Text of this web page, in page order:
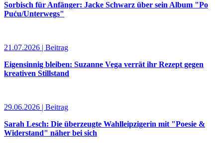
Sorbisch für Anfänger: Jacke Schwarz über sein Album "Po
Puću/Unterwegs"
21.07.2026 | Beitrag
Eigensinnig bleiben: Suzanne Vega verrät ihr Rezept gegen
kreativen Stillstand
29.06.2026 | Beitrag
Sarah Lesch: Die überzeugte Wahlleipzigerin mit "Poesie &
Widerstand" näher bei sich